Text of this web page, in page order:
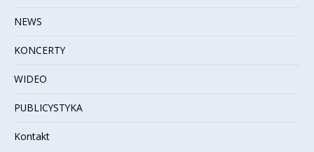
NEWS
KONCERTY
WIDEO
PUBLICYSTYKA
Kontakt